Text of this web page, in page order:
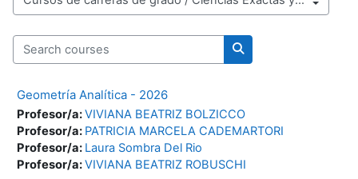
Course categories
Search courses
Search courses
Geometría Analítica - 2026
Profesor/a:VIVIANA BEATRIZ BOLZICCO
Profesor/a: PATRICIA MARCELA CADEMARTORI
Profesor/a: Laura Sombra Del Rio
Profesor/a:VIVIANA BEATRIZ ROBUSCHI